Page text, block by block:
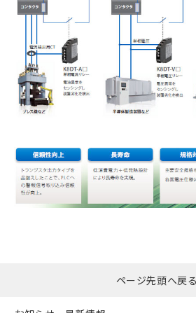
ページ先頭へ戻る